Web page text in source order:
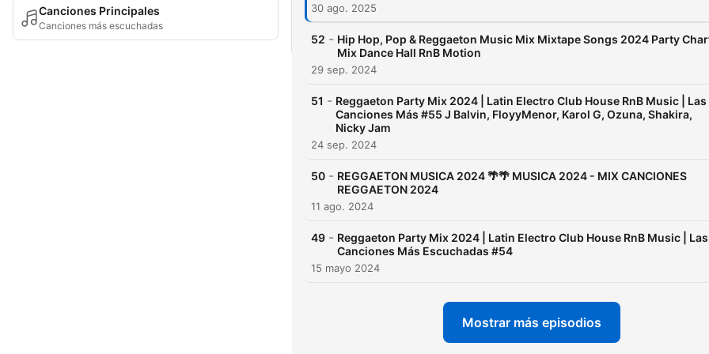
Canciones Principales
Canciones más escuchadas
30 ago. 2025
52 - Hip Hop, Pop & Reggaeton Music Mix Mixtape Songs 2024 Party
Mix Dance Hall RnB Motion
29 sep. 2024
51 - Reggaeton Party Mix 2024 | Latin Electro Club House RnB Music | Las
Canciones Más #55 J Balvin, FloyyMenor, Karol G, Ozuna, Shakira,
Nicky Jam
24 sep. 2024
50 - REGGAETON MUSICA 2024 🌴🌴 MUSICA 2024 - MIX CANCIONES
REGGAETON 2024
11 ago. 2024
49 - Reggaeton Party Mix 2024 | Latin Electro Club House RnB Music | Las
Canciones Más Escuchadas #54
15 mayo 2024
Mostrar más episodios